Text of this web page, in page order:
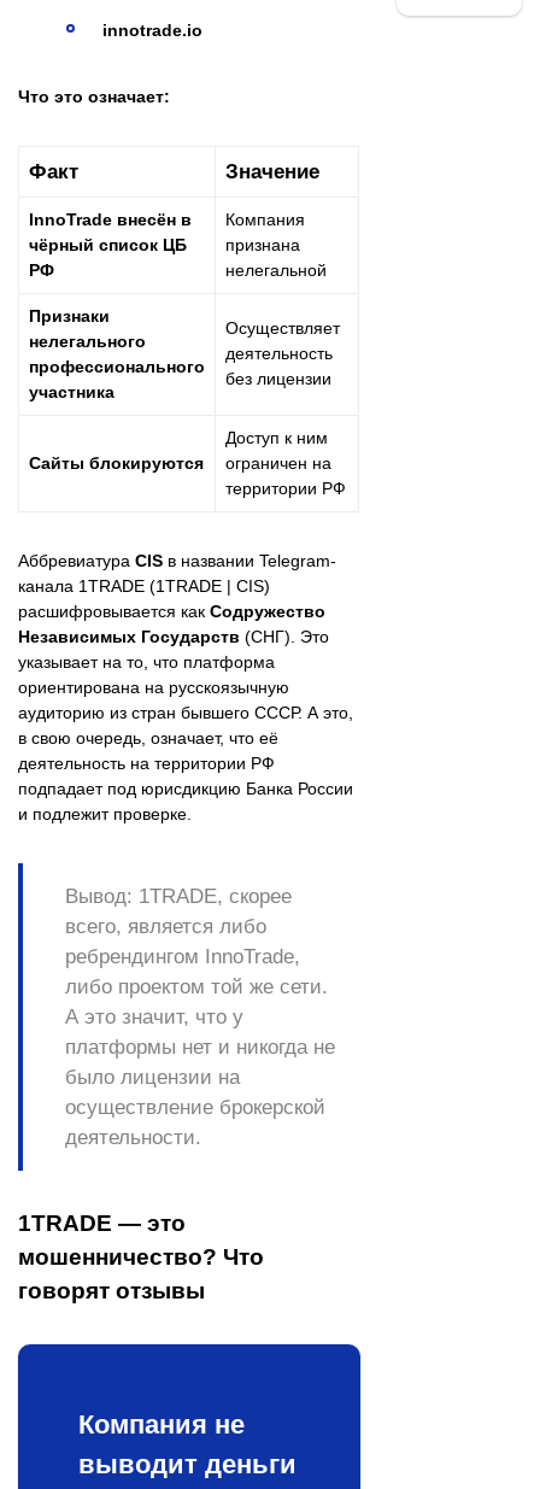
innotrade.io
Что это означает:
Факт Значение
InnoTrade внесён в
чёрный список ЦБ
РФ
Компания
признана
нелегальной
Признаки
нелегального
профессионального
участника
Осуществляет
деятельность
без лицензии
Сайты блокируются
Доступ к ним
ограничен на
территории РФ
Аббревиатура CIS в названии Telegram-
канала 1TRADE (1TRADE | CIS)
расшифровывается как Содружество
Независимых Государств (СНГ). Это
указывает на то, что платформа
ориентирована на русскоязычную
аудиторию из стран бывшего СССР. А это,
в свою очередь, означает, что её
деятельность на территории РФ
подпадает под юрисдикцию Банка России
и подлежит проверке.
Вывод: 1TRADE, скорее
всего, является либо
ребрендингом InnoTrade,
либо проектом той же сети.
А это значит, что у
платформы нет и никогда не
было лицензии на
осуществление брокерской
деятельности.
1TRADE — это
мошенничество? Что
говорят отзывы
Компания не
выводит деньги